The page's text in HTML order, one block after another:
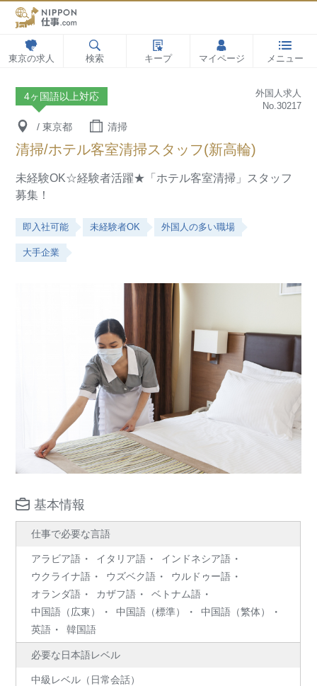
東京の求人 検索 キープ マイページ メニュー
4ヶ国語以上対応
外国人求人
No.30217
/ 東京都 清掃
清掃/ホテル客室清掃スタッフ(新高輪)
未経験OK☆経験者活躍★「ホテル客室清掃」スタッフ
募集！
即入社可能 未経験者OK 外国人の多い職場
大手企業
基本情報
仕事で必要な言語
アラビア語 イタリア語
インドネシア語
ウクライナ語
ウズベク語
ウルドゥー語
オランダ語
カザフ語
ベトナム語
中国語（広東）
中国語（標準）
中国語（繁体）
英語
韓国語
必要な日本語レベル
中級レベル（日常会話）